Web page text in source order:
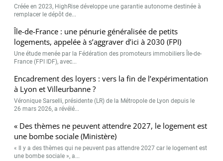
Créée en 2023, HighRise développe une garantie autonome destinée à
remplacer le dépôt de...
Île-de-France : une pénurie généralisée de petits
logements, appelée à s’aggraver d’ici à 2030 (FPI)
Une étude menée par la Fédération des promoteurs immobiliers Île-de-
France (FPI IDF), avec...
Encadrement des loyers : vers la fin de l’expérimentation
à Lyon et Villeurbanne ?
Véronique Sarselli, présidente (LR) de la Métropole de Lyon depuis le
26 mars 2026, a révélé...
« Des thèmes ne peuvent attendre 2027, le logement est
une bombe sociale (Ministère)
« Il y a des thèmes qui ne peuvent pas attendre 2027 car le logement est
une bombe sociale », a...